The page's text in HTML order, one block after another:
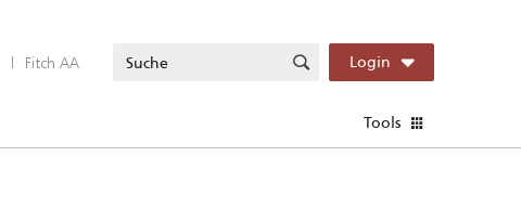
| Fitch AA Login
Tools